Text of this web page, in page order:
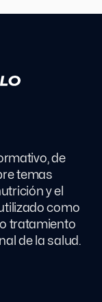
de
temas
y el
como
tratamiento
de la salud.